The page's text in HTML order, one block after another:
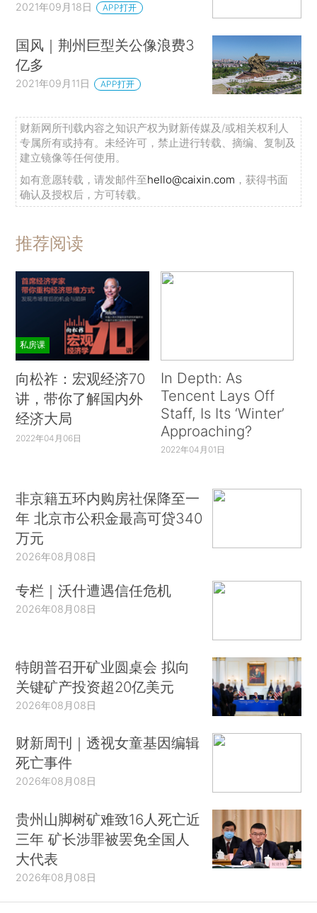
2021年09月18日 APP打开
国风｜荆州巨型关公像浪费3
亿多
2021年09月11日 APP打开
财新网所刊载内容之知识产权为财新传媒及/或相关权利人
专属所有或持有。未经许可，禁止进行转载、摘编、复制及
建立镜像等任何使用。
如有意愿转载，请发邮件至hello@caixin.com ，获得书面
确认及授权后，方可转载。
推荐阅读
私房课
向松祚：宏观经济70
讲，带你了解国内外
经济大局
2022年04月06日
In Depth: As
Tencent Lays Off
Staff, Is Its ‘Winter’
Approaching?
2022年04月01日
非京籍五环内购房社保降至一
年 北京市公积金最高可贷340
万元
2026年08月08日
专栏｜沃什遭遇信任危机
2026年08月08日
特朗普召开矿业圆桌会 拟向
关键矿产投资超20亿美元
2026年08月08日
财新周刊｜透视女童基因编辑
死亡事件
2026年08月08日
贵州山脚树矿难致16人死亡近
三年 矿长涉罪被罢免全国人
大代表
2026年08月08日